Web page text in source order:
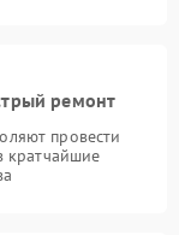
ремонт
провести
кратчайшие